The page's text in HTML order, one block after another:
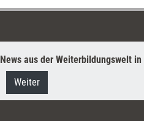
News aus der Weiterbildungswelt
Weiter